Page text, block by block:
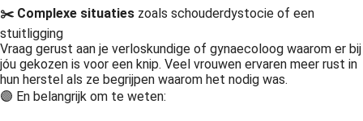
✂️ Complexe situaties zoals schouderdystocie of een
stuitligging
Vraag gerust aan je verloskundige of gynaecoloog waarom er bij
jóu gekozen is voor een knip. Veel vrouwen ervaren meer rust in
hun herstel als ze begrijpen waarom het nodig was.
🟣 En belangrijk om te weten: